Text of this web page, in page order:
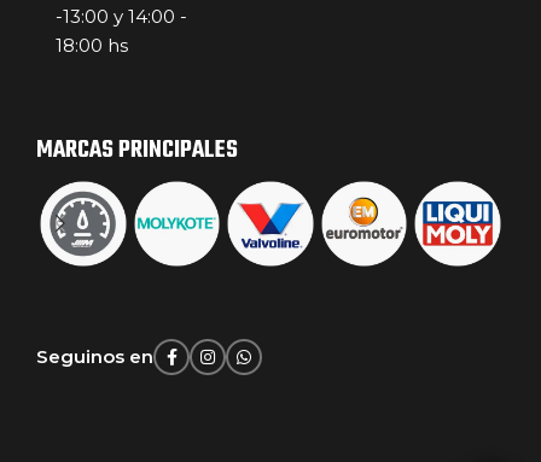
-13:00 y 14:00 -
18:00 hs
MARCAS PRINCIPALES
Seguinos en